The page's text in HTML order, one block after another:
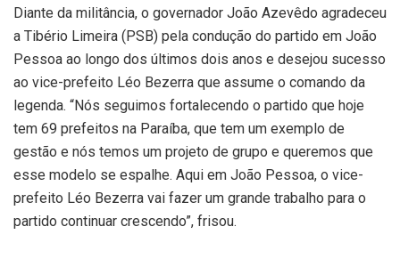
Diante da militância, o governador João Azevêdo agradeceu
a Tibério Limeira (PSB) pela condução do partido em João
Pessoa ao longo dos últimos dois anos e desejou sucesso
ao vice-prefeito Léo Bezerra que assume o comando da
legenda. “Nós seguimos fortalecendo o partido que hoje
tem 69 prefeitos na Paraíba, que tem um exemplo de
gestão e nós temos um projeto de grupo e queremos que
esse modelo se espalhe. Aqui em João Pessoa, o vice-
prefeito Léo Bezerra vai fazer um grande trabalho para o
partido continuar crescendo”, frisou.